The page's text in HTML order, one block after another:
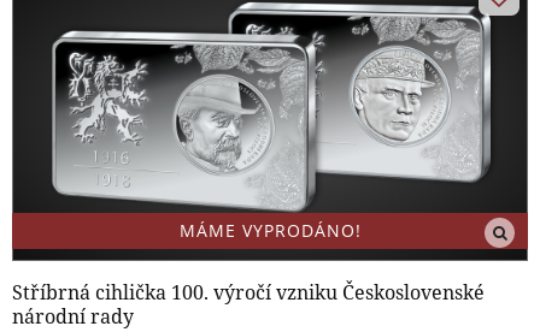
MÁME VYPRODÁNO!
Stříbrná cihlička 100. výročí vzniku Československé
národní rady